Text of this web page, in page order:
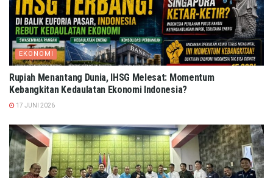
EKONOMI
Rupiah Menantang Dunia, IHSG Melesat: Momentum
Kebangkitan Kedaulatan Ekonomi Indonesia?
17 JUNI 2026